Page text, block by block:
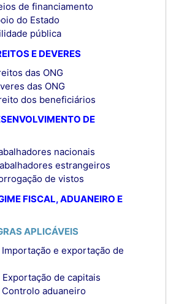
de financiamento
do Estado
pública
E DEVERES
das ONG
das ONG
dos beneficiários
DE
nacionais
estrangeiros
de vistos
FISCAL, ADUANEIRO E
APLICÁVEIS
e exportação de
de capitais
aduaneiro